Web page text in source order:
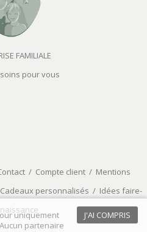
FAMILIALE
pour vous
/ Compte client / Mentions
Cadeaux personnalisés / Idées faire-
J'AI COMPRIS
uniquement
partenaire